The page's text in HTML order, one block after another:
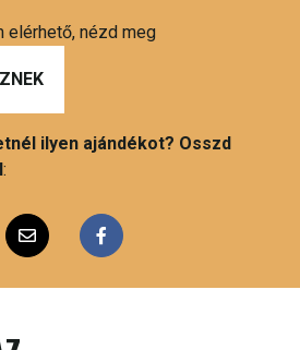
elérhető, nézd meg
ilyen ajándékot? Osszd
: